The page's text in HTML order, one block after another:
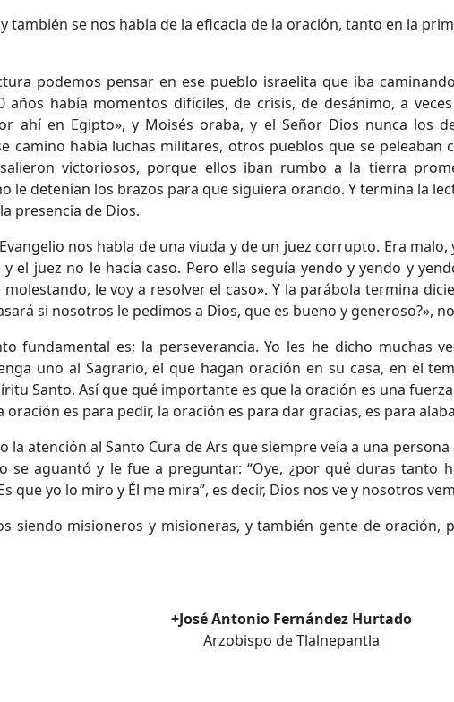
también se nos habla de la eficacia de la oración, tanto en la
podemos pensar en ese pueblo israelita que iba
años había momentos difíciles, de crisis, de desánimo, a
ahí en Egipto», y Moisés oraba, y el Señor Dios nunca los
camino había luchas militares, otros pueblos que se peleaban
victoriosos, porque ellos iban rumbo a la tierra
le detenían los brazos para que siguiera orando. Y termina la
presencia de Dios.
nos habla de una viuda y de un juez corrupto. Era
el juez no le hacía caso. Pero ella seguía yendo y yendo y
le voy a resolver el caso». Y la parábola termina
si nosotros le pedimos a Dios, que es bueno y generoso?»,
fundamental es; la perseverancia. Yo les he dicho muchas
uno al Sagrario, el que hagan oración en su casa, en el
Santo. Así que qué importante es que la oración es una
oración es para pedir, la oración es para dar gracias, es para
la atención al Santo Cura de Ars que siempre veía a una
se aguantó y le fue a preguntar: “Oye, ¿por qué duras tanto
que yo lo miro y Él me mira”, es decir, Dios nos ve y nosotros
siendo misioneros y misioneras, y también gente de oración,
+José Antonio Fernández Hurtado
Arzobispo de Tlalnepantla